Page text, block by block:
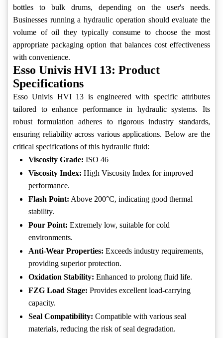
bottles to bulk drums, depending on the user's needs.
Businesses running a hydraulic operation should evaluate the
volume of oil they typically consume to choose the most
appropriate packaging option that balances cost effectiveness
with convenience.
Esso Univis HVI 13: Product
Specifications
Esso Univis HVI 13 is engineered with specific attributes
tailored to enhance performance in hydraulic systems. Its
robust formulation adheres to rigorous industry standards,
ensuring reliability across various applications. Below are the
critical specifications of this hydraulic fluid:
Viscosity Grade: ISO 46
Viscosity Index: High Viscosity Index for improved
performance.
Flash Point: Above 200°C, indicating good thermal
stability.
Pour Point: Extremely low, suitable for cold
environments.
Anti-Wear Properties: Exceeds industry requirements,
providing superior protection.
Oxidation Stability: Enhanced to prolong fluid life.
FZG Load Stage: Provides excellent load-carrying
capacity.
Seal Compatibility: Compatible with various seal
materials, reducing the risk of seal degradation.